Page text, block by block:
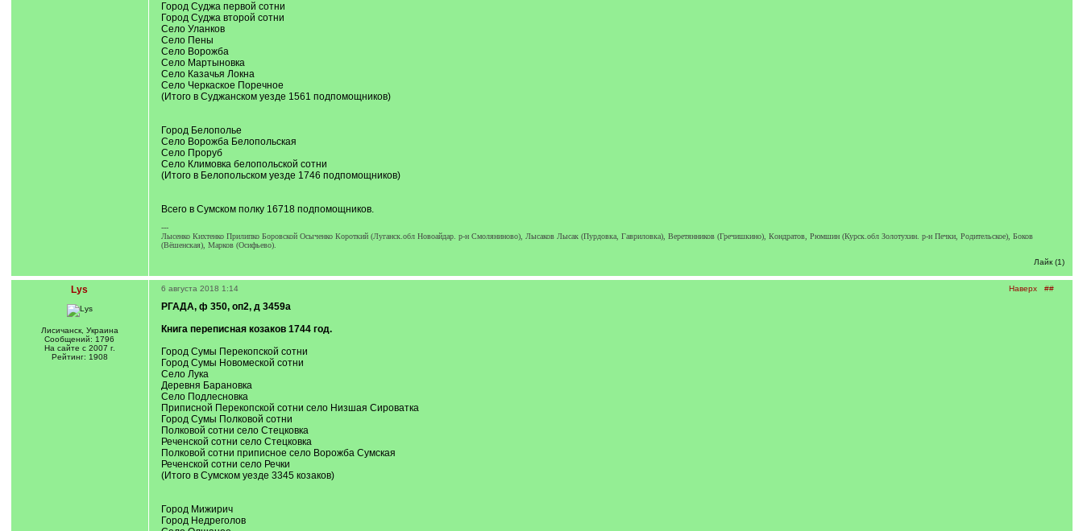
Город Суджа первой сотни
Город Суджа второй сотни
Село Уланков
Село Пены
Село Ворожба
Село Мартыновка
Село Казачья Локна
Село Черкаское Поречное
(Итого в Суджанском уезде 1561 подпомощников)
Город Белополье
Село Ворожба Белопольская
Село Проруб
Село Климовка белопольской сотни
(Итого в Белопольском уезде 1746 подпомощников)
Всего в Сумском полку 16718 подпомощников.
---
Лысенко Кихтенко Прилипко Боровской Осыченко Короткий (Луганск.обл Новоайдар. р-н Смоляниново), Лысаков Лысак (Пурдовка, Гавриловка), Веретянников (Гречишкино), Кондратов, Рюмшин (Курск.обл Золотухин. р-н Печки, Родительское), Боков
(Вёшенская), Марков (Осифьево).
Лайк (1)
Lys
Лисичанск, Украина
Сообщений: 1796
На сайте с 2007 г.
Рейтинг: 1908
Наверх ##
6 августа 2018 1:14
РГАДА, ф 350, оп2, д 3459а
Книга переписная козаков 1744 год.
Город Сумы Перекопской сотни
Город Сумы Новомеской сотни
Село Лука
Деревня Барановка
Село Подлесновка
Приписной Перекопской сотни село Низшая Сироватка
Город Сумы Полковой сотни
Полковой сотни село Стецковка
Реченской сотни село Стецковка
Полковой сотни приписное село Ворожба Сумская
Реченской сотни село Речки
(Итого в Сумском уезде 3345 козаков)
Город Мижирич
Город Недреголов